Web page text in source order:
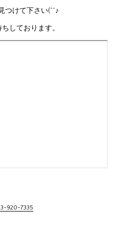
つけて下さい(^^♪
しております。
920-7335